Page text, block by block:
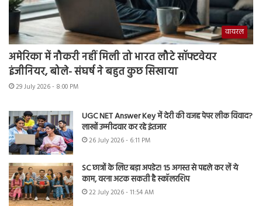
वायरल
अमेरिका में नौकरी नहीं मिली तो भारत लौटे सॉफ्टवेयर
इंजीनियर, बोले- संघर्ष ने बहुत कुछ सिखाया
29 July 2026 - 8:00 PM
UGC NET Answer Key में देरी की वजह पेपर लीक विवाद?
लाखों उम्मीदवार कर रहे इंतजार
26 July 2026 - 6:11 PM
SC छात्रों के लिए बड़ा अपडेट! 15 अगस्त से पहले कर लें ये
काम, वरना अटक सकती है स्कॉलरशिप
22 July 2026 - 11:54 AM